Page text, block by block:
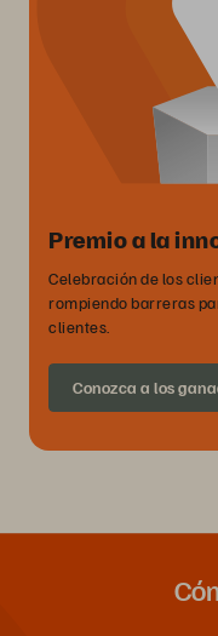
Premio a la
Celebración de los
rompiendo barreras
clientes.
Conozca a los